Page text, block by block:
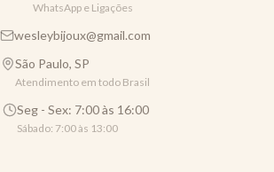
WhatsApp e Ligações
wesleybijoux@gmail.com
São Paulo, SP
Atendimento em todo Brasil
Seg - Sex: 7:00 às 16:00
Sábado: 7:00 às 13:00